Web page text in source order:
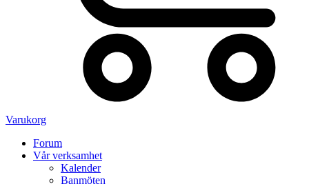
Varukorg
Forum
Vår verksamhet
Kalender
Banmöten